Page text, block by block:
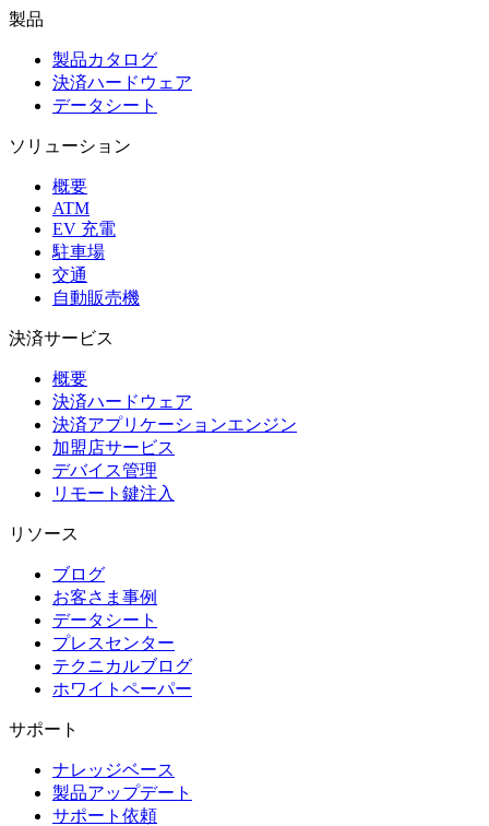
製品
製品カタログ
決済ハードウェア
データシート
ソリューション
概要
ATM
EV 充電
駐車場
交通
自動販売機
決済サービス
概要
決済ハードウェア
決済アプリケーションエンジン
加盟店サービス
デバイス管理
リモート鍵注入
リソース
ブログ
お客さま事例
データシート
プレスセンター
テクニカルブログ
ホワイトペーパー
サポート
ナレッジベース
製品アップデート
サポート依頼